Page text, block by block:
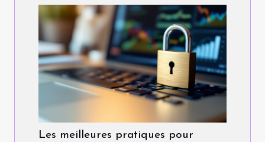
Les meilleures pratiques pour